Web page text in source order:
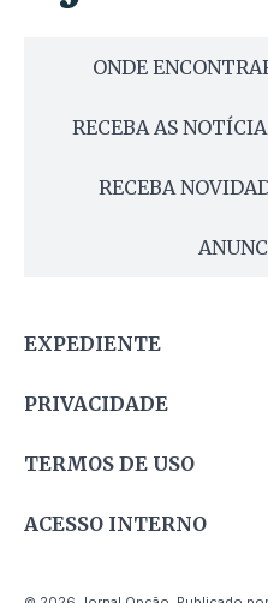
ONDE
RECEBA AS
RECEBA
EXPEDIENTE
PRIVACIDADE
TERMOS DE USO
ACESSO INTERNO